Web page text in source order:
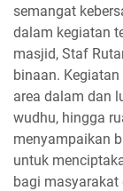
semangat
dalam kegiatan
masjid, Staf
binaan.
area dalam dan
wudhu, hingga
menyampaikan
untuk
bagi